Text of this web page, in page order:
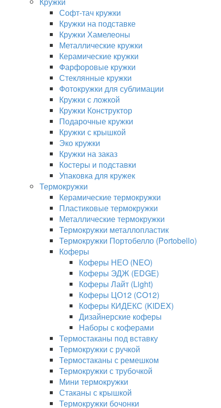
Софт-тач кружки
Кружки на подставке
Кружки Хамелеоны
Металлические кружки
Керамические кружки
Фарфоровые кружки
Стеклянные кружки
Фотокружки для сублимации
Кружки с ложкой
Кружки Конструктор
Подарочные кружки
Кружки с крышкой
Эко кружки
Кружки на заказ
Костеры и подставки
Упаковка для кружек
Термокружки
Керамические термокружки
Пластиковые термокружки
Металлические термокружки
Термокружки металлопластик
Термокружки Портобелло (Portobello)
Коферы
Коферы НЕО (NEO)
Коферы ЭДЖ (EDGE)
Коферы Лайт (Light)
Коферы ЦО12 (CO12)
Коферы КИДЕКС (KIDEX)
Дизайнерские коферы
Наборы с коферами
Термостаканы под вставку
Термокружки с ручкой
Термостаканы с ремешком
Термокружки с трубочкой
Мини термокружки
Стаканы с крышкой
Термокружки бочонки